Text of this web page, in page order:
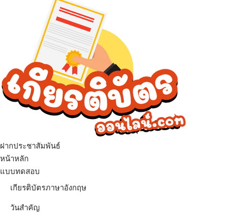
ฝากประชาสัมพันธ์
เมนู
หน้าหลัก
แบบทดสอบ
เกียรติบัตรภาษาอังกฤษ
วันสำคัญ